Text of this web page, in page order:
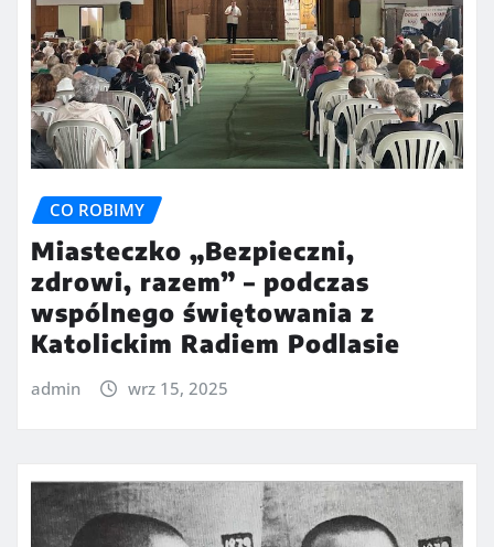
CO ROBIMY
Miasteczko „Bezpieczni,
zdrowi, razem” – podczas
wspólnego świętowania z
Katolickim Radiem Podlasie
admin wrz 15, 2025